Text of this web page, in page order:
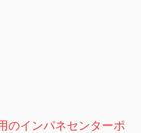
のインパネセンターポ